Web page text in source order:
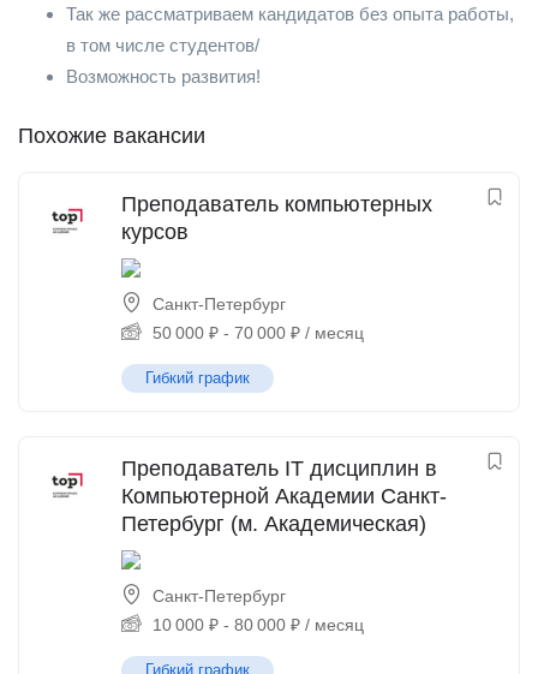
Так же рассматриваем кандидатов без опыта работы,
в том числе студентов/
Возможность развития!
Похожие вакансии
Преподаватель компьютерных
курсов
Санкт-Петербург
50 000 ₽ - 70 000 ₽ / месяц
Гибкий график
Преподаватель IT дисциплин в
Компьютерной Академии Санкт-
Петербург (м. Академическая)
Санкт-Петербург
10 000 ₽ - 80 000 ₽ / месяц
Гибкий график